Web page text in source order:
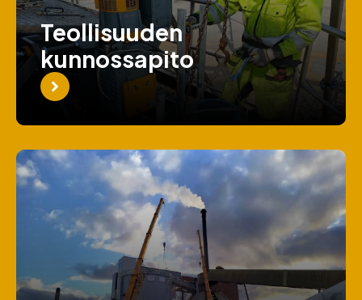
Teollisuuden
kunnossapito